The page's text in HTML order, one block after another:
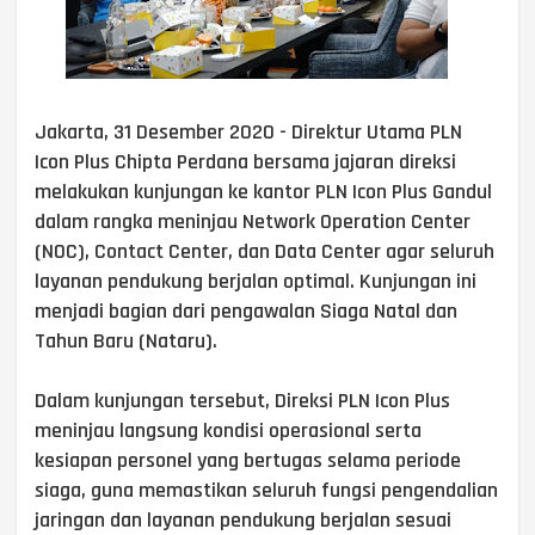
Jakarta, 31 Desember 2020 - Direktur Utama PLN
Icon Plus Chipta Perdana bersama jajaran direksi
melakukan kunjungan ke kantor PLN Icon Plus Gandul
dalam rangka meninjau Network Operation Center
(NOC), Contact Center, dan Data Center agar seluruh
layanan pendukung berjalan optimal. Kunjungan ini
menjadi bagian dari pengawalan Siaga Natal dan
Tahun Baru (Nataru).
Dalam kunjungan tersebut, Direksi PLN Icon Plus
meninjau langsung kondisi operasional serta
kesiapan personel yang bertugas selama periode
siaga, guna memastikan seluruh fungsi pengendalian
jaringan dan layanan pendukung berjalan sesuai